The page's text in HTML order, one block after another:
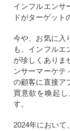
インフルエンサ
ドがターゲット
今や、お気に入
も、インフルエ
が珍しくありま
ンサーマーケテ
の顧客に直接ア
買意欲を喚起
す。
2024年において